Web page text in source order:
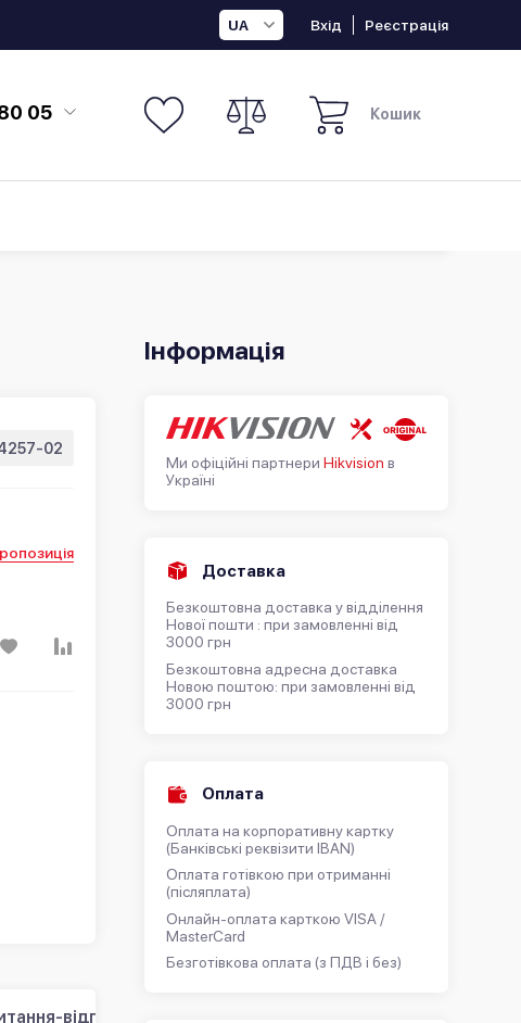
UA Вхід Реєстрація
05 Кошик
Інформація
Ми офіційні партнери Hikvision в
Україні
Доставка
Безкоштовна доставка у відділення
Нової пошти : при замовленні від
3000 грн
Безкоштовна адресна доставка
Новою поштою: при замовленні від
3000 грн
Оплата
Оплата на корпоративну картку
(Банківські реквізити IBAN)
Оплата готівкою при отриманні
(післяплата)
Онлайн-оплата карткою VISA /
MasterCard
Безготівкова оплата (з ПДВ і без)
02
відповідь (0)